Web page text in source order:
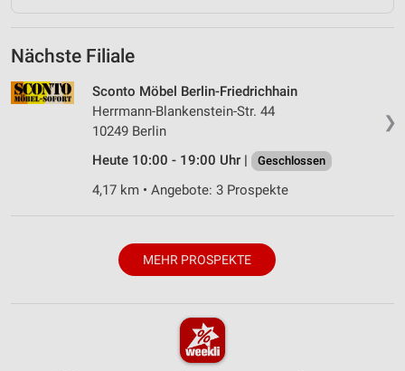
Nächste Filiale
❯
Sconto Möbel Berlin-Friedrichhain
Herrmann-Blankenstein-Str. 44
10249 Berlin
Heute 10:00 - 19:00 Uhr |
Geschlossen
4,17 km • Angebote: 3 Prospekte
MEHR PROSPEKTE